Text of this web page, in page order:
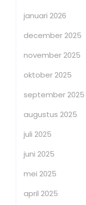
januari 2026
december 2025
november 2025
oktober 2025
september 2025
augustus 2025
juli 2025
juni 2025
mei 2025
april 2025